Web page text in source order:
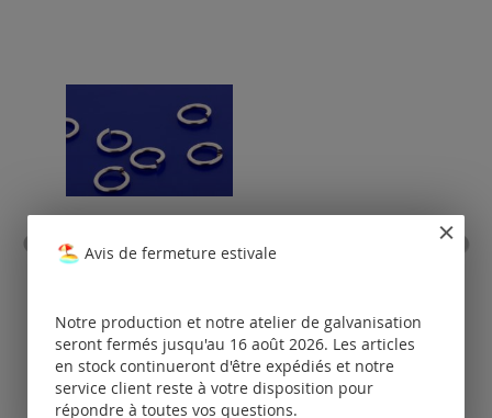
anneau de fixation ouvert /
Tarifs
disponibles
uniquement
pour les clients
enregistrés.
Avis de fermeture estivale
Notre production et notre atelier de galvanisation
seront fermés jusqu'au 16 août 2026. Les articles
en stock continueront d'être expédiés et notre
service client reste à votre disposition pour
répondre à toutes vos questions.